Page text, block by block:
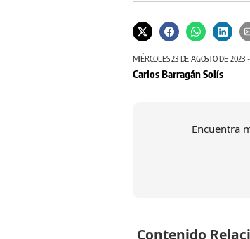
MIÉRCOLES 23 DE AGOSTO DE 2023
Carlos Barragán Solís
Encuentra